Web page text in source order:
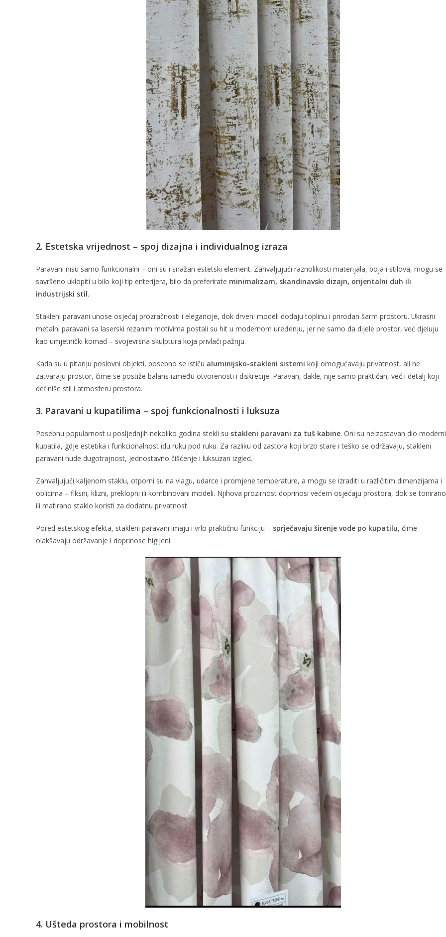
2. Estetska vrijednost – spoj dizajna i individualnog izraza
Paravani nisu samo funkcionalni – oni su i snažan estetski element. Zahvaljujući raznolikosti materijala, boja i stilova, mogu se
savršeno uklopiti u bilo koji tip enterijera, bilo da preferirate minimalizam, skandinavski dizajn, orijentalni duh ili
industrijski stil.
Stakleni paravani unose osjećaj prozračnosti i elegancije, dok drveni modeli dodaju toplinu i prirodan šarm prostoru. Ukrasni
metalni paravani sa laserski rezanim motivima postali su hit u modernom uređenju, jer ne samo da dijele prostor, već djeluju
kao umjetnički komad – svojevrsna skulptura koja privlači pažnju.
Kada su u pitanju poslovni objekti, posebno se ističu aluminijsko-stakleni sistemi koji omogućavaju privatnost, ali ne
zatvaraju prostor, čime se postiže balans između otvorenosti i diskrecije. Paravan, dakle, nije samo praktičan, već i detalj koji
definiše stil i atmosferu prostora.
3. Paravani u kupatilima – spoj funkcionalnosti i luksuza
Posebnu popularnost u posljednjih nekoliko godina stekli su stakleni paravani za tuš kabine. Oni su neizostavan dio
kupatila, gdje estetika i funkcionalnost idu ruku pod ruku. Za razliku od zastora koji brzo stare i teško se održavaju, stakleni
paravani nude dugotrajnost, jednostavno čišćenje i luksuzan izgled.
Zahvaljujući kaljenom staklu, otporni su na vlagu, udarce i promjene temperature, a mogu se izraditi u različitim dimenzijama i
oblicima – fiksni, klizni, preklopni ili kombinovani modeli. Njihova prozirnost doprinosi većem osjećaju prostora, dok se tonirano
ili matirano staklo koristi za dodatnu privatnost.
Pored estetskog efekta, stakleni paravani imaju i vrlo praktičnu funkciju – sprječavaju širenje vode po kupatilu, čime
olakšavaju održavanje i doprinose higijeni.
4. Ušteda prostora i mobilnost